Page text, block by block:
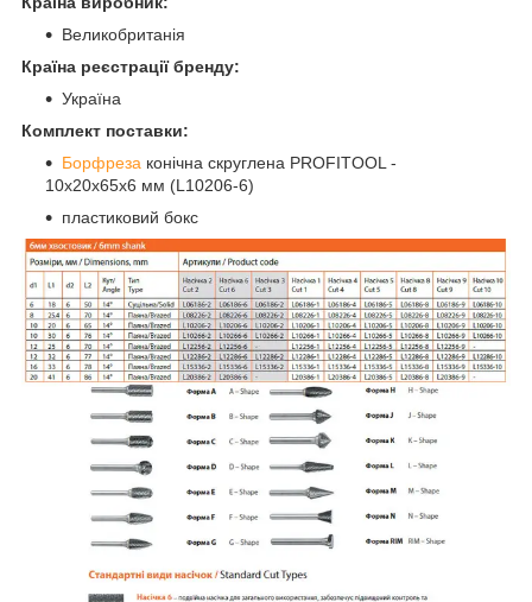
Великобританія
Країна реєстрації бренду:
Україна
Комплект поставки:
Борфреза конічна скруглена PROFITOOL -
10х20х65x6 мм (L10206-6)
пластиковий бокс